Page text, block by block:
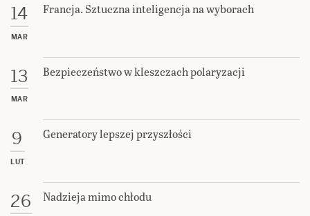
14
MAR
Francja. Sztuczna inteligencja na wyborach
13
MAR
Bezpieczeństwo w kleszczach polaryzacji
9
LUT
Generatory lepszej przyszłości
26 Nadzieja mimo chłodu